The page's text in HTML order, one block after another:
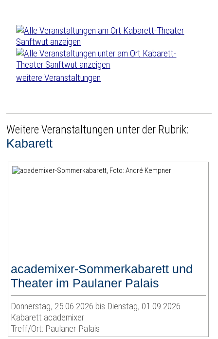
weitere Veranstaltungen
Weitere Veranstaltungen unter der Rubrik:
Kabarett
academixer-Sommerkabarett und
Theater im Paulaner Palais
Donnerstag, 25.06.2026 bis Dienstag, 01.09.2026
Kabarett academixer
Treff/Ort: Paulaner-Palais